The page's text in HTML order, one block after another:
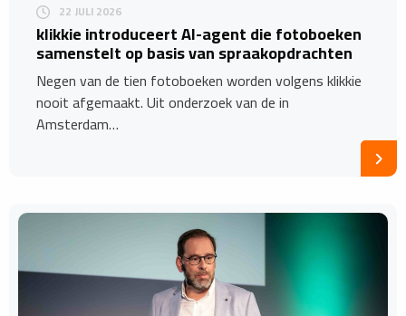
22 JULI 2026
​klikkie introduceert AI-agent die fotoboeken
samenstelt op basis van spraakopdrachten
Negen van de tien fotoboeken worden volgens klikkie
nooit afgemaakt. Uit onderzoek van de in
Amsterdam…